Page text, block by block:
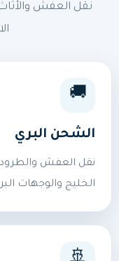
نقل العفش
🚚
الشحن البري
نقل العفش
الخليج والوجهات